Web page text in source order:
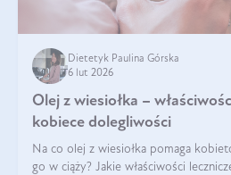
Dietetyk Paulina Górska
6 lut 2026
Olej z wiesiołka –
kobiece dolegliwości
Na co olej z wiesiołka pomaga
go w ciąży? Jakie właściwości